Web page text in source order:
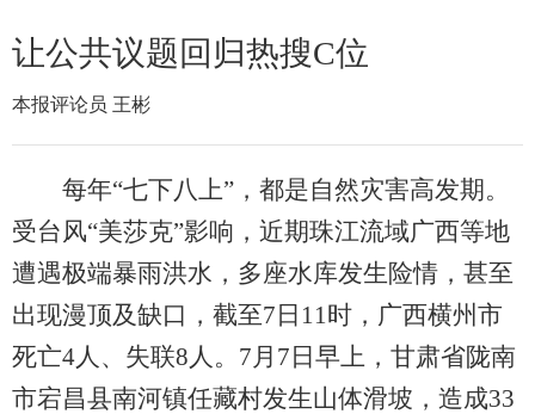
让公共议题回归热搜C位
本报评论员 王彬
每年“七下八上”，都是自然灾害高发期。
受台风“美莎克”影响，近期珠江流域广西等地
遭遇极端暴雨洪水，多座水库发生险情，甚至
出现漫顶及缺口，截至7日11时，广西横州市
死亡4人、失联8人。7月7日早上，甘肃省陇南
市宕昌县南河镇任藏村发生山体滑坡，造成33